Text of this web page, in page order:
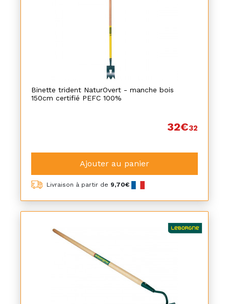
Binette trident NaturOvert - manche bois
150cm certifié PEFC 100%
32€32
Ajouter au panier
Livraison à partir de 9,70€